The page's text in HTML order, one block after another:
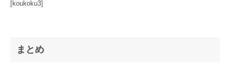
[koukoku3]
まとめ